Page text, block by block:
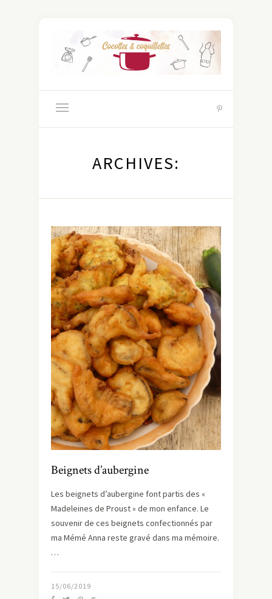
ARCHIVES:
Beignets d’aubergine
Les beignets d’aubergine font partis des «
Madeleines de Proust » de mon enfance. Le
souvenir de ces beignets confectionnés par
ma Mémé Anna reste gravé dans ma mémoire.
…
15/06/2019